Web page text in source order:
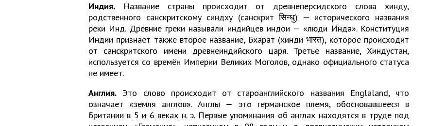
Индия. Название страны происходит от древнеперсидского слова хинду,
родственного санскритскому синдху (санскрит सिन्धु) — исторического названия
реки Инд. Древние греки называли индийцев индои — «люди Инда». Конституция
Индии признаёт также второе название, Бхарат (хинди भारत), которое происходит
от санскритского имени древнеиндийского царя. Третье название, Хиндустан,
используется со времён Империи Великих Моголов, однако официального статуса
не имеет.
Англия. Это слово происходит от староанглийского названия Englaland, что
означает «земля англов». Англы — это германское племя, обосновавшееся в
Британии в 5 и 6 веках н. э. Первые упоминания об англах находятся в труде под